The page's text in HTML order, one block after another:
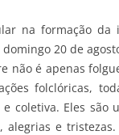
na formação
20 de
não é apenas
folclóricas,
coletiva. Eles são
alegrias e